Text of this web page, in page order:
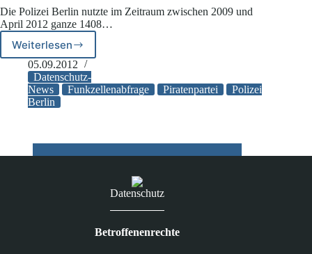
Berliner
Polizei
Die Polizei Berlin nutzte im Zeitraum zwischen 2009 und
April 2012 ganze 1408…
Weiterlesen
Kritik
an
millionenfacher
Funkzellenabfrage
durch
05.09.2012
Datenschutz-
News
Funkzellenabfrage Piratenpartei
Polizei
Berlin
Datenschutz
Betroffenenrechte